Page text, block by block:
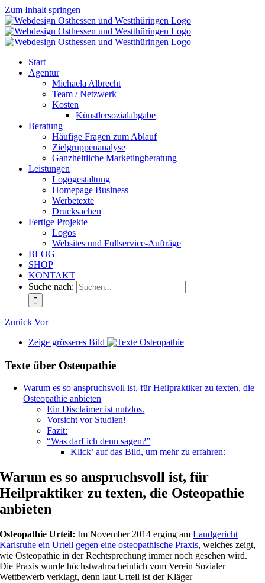
Zum Inhalt springen
Start
Agentur
Michaela Albrecht
Team / Netzwerk
Kosten
Künstlersozialabgabe
Beratung
Häufige Fragen zum Ablauf
Zielgruppenanalyse
Ganzheitliche Marketingberatung
Leistungen
Logogestaltung
Homepage Business
Werbetexte
Drucksachen
Fertige Projekte
Logos
Websites und Fullservice-Aufträge
BLOG
SHOP
KONTAKT
Suche nach:
Zurück Vor
Zeige grösseres Bild
Texte über Osteopathie
Warum es so anspruchsvoll ist, für Heilpraktiker zu texten, die
Osteopathie anbieten
Ein Disclaimer ist nutzlos.
Vorsicht vor Studien!
Fazit:
“Was darf ich denn sagen?”
Klick’ auf das Bild, um mehr zu erfahren:
Warum es so anspruchsvoll ist, für
Heilpraktiker zu texten, die Osteopathie
anbieten
Osteopathie Urteil: Im November 2014 erging amLandgericht
Karlsruhe ein Urteil gegen eine osteopathische Praxis, welches zeigt,
wie Osteopathie in der Rechtsprechung immer noch gesehen wird.
Die Praxis wurde höchstwahrscheinlich vom Verein Sozialer
Wettbewerb verklagt, denn laut Urteil ist der Kläger